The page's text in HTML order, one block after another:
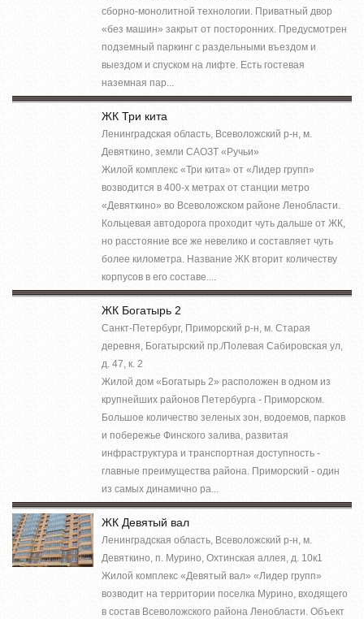
сборно-монолитной технологии. Приватный двор
«без машин» закрыт от посторонних. Предусмотрен
подземный паркинг с раздельными въездом и
выездом и спуском на лифте. Есть гостевая
наземная пар...
ЖК Три кита
Ленинградская область, Всеволожский р-н, м.
Девяткино, земли САОЗТ «Ручьи»
Жилой комплекс «Три кита» от «Лидер групп»
возводится в 400-х метрах от станции метро
«Девяткино» во Всеволожском районе Ленобласти.
Кольцевая автодорога проходит чуть дальше от ЖК,
но расстояние все же невелико и составляет чуть
более километра. Название ЖК вторит количеству
корпусов в его составе....
ЖК Богатырь 2
Санкт-Петербург, Приморский р-н, м. Старая
деревня, Богатырский пр./Полевая Сабировская ул,
д. 47, к. 2
Жилой дом «Богатырь 2» расположен в одном из
крупнейших районов Петербурга - Приморском.
Большое количество зеленых зон, водоемов, парков
и побережье Финского залива, развитая
инфраструктура и транспортная доступность -
главные преимущества района. Приморский - один
из самых динамично ра...
ЖК Девятый вал
Ленинградская область, Всеволожский р-н, м.
Девяткино, п. Мурино, Охтинская аллея, д. 10к1
Жилой комплекс «Девятый вал» «Лидер групп»
возводит на территории поселка Мурино, входящего
в состав Всеволожского района Ленобласти. Объект